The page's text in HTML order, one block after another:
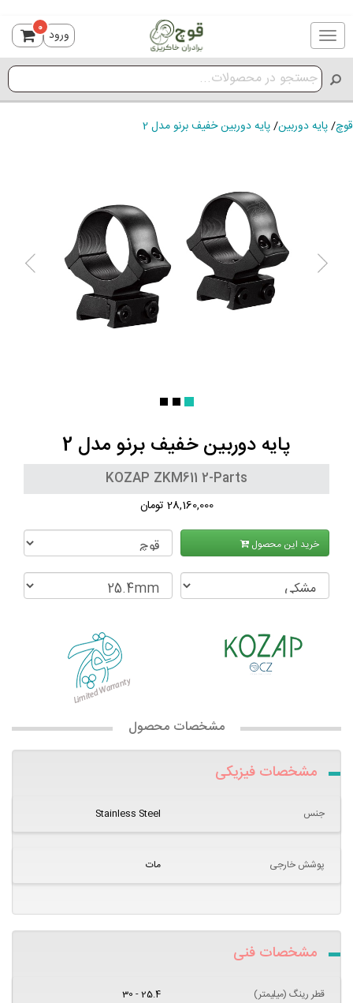
Toggle
navigation
ورود 0
قوچ/پایه دوربین/پایه دوربین خفیف برنو مدل 2
پایه دوربین خفیف برنو مدل 2
KOZAP ZKM611 2-Parts
28,160,000 تومان
خرید این محصول
مشخصات محصول
مشخصات فیزیکی
جنس Stainless Steel
پوشش خارجی مات
مشخصات فنی
قطر رینگ (میلیمتر) 25.4 - 30